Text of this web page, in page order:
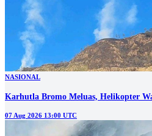
NASIONAL
Karhutla Bromo Meluas, Helikopter
07 Aug 2026 13:00 UTC